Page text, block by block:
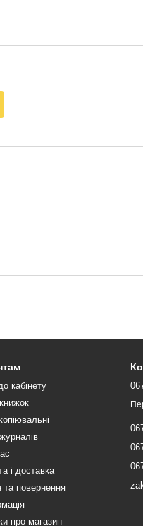
кабінету
і доставка
та повернення
про магазин